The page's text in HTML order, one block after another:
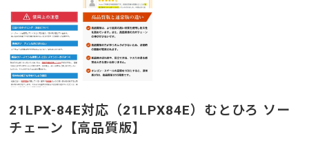
21LPX-84E対応（21LPX84E）むとひろ ソー
チェーン【高品質版】